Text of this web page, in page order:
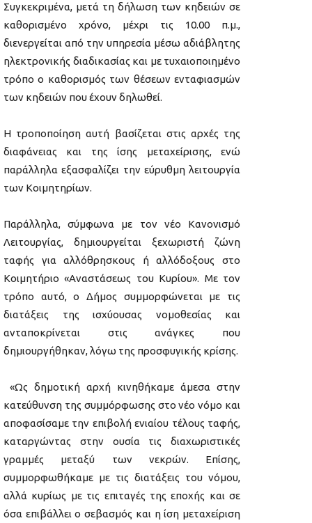
Συγκεκριμένα, μετά τη δήλωση των κηδειών σε
καθορισμένο χρόνο, μέχρι τις 10.00 π.μ.,
διενεργείται από την υπηρεσία μέσω αδιάβλητης
ηλεκτρονικής διαδικασίας και με τυχαιοποιημένο
τρόπο ο καθορισμός των θέσεων ενταφιασμών
των κηδειών που έχουν δηλωθεί.
Η τροποποίηση αυτή βασίζεται στις αρχές της
διαφάνειας και της ίσης μεταχείρισης, ενώ
παράλληλα εξασφαλίζει την εύρυθμη λειτουργία
των Κοιμητηρίων.
Παράλληλα, σύμφωνα με τον νέο Κανονισμό
Λειτουργίας, δημιουργείται ξεχωριστή ζώνη
ταφής για αλλόθρησκους ή αλλόδοξους στο
Κοιμητήριο «Αναστάσεως του Κυρίου». Με τον
τρόπο αυτό, ο Δήμος συμμορφώνεται με τις
διατάξεις της ισχύουσας νομοθεσίας και
ανταποκρίνεται στις ανάγκες που
δημιουργήθηκαν, λόγω της προσφυγικής κρίσης.
«Ως δημοτική αρχή κινηθήκαμε άμεσα στην
κατεύθυνση της συμμόρφωσης στο νέο νόμο και
αποφασίσαμε την επιβολή ενιαίου τέλους ταφής,
καταργώντας στην ουσία τις διαχωριστικές
γραμμές μεταξύ των νεκρών. Επίσης,
συμμορφωθήκαμε με τις διατάξεις του νόμου,
αλλά κυρίως με τις επιταγές της εποχής και σε
όσα επιβάλλει ο σεβασμός και η ίση μεταχείριση